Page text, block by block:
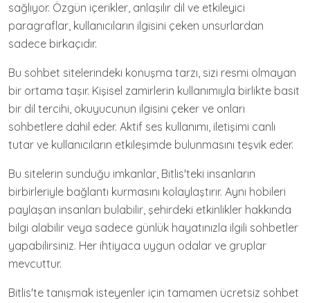
sağlıyor. Özgün içerikler, anlaşılır dil ve etkileyici
paragraflar, kullanıcıların ilgisini çeken unsurlardan
sadece birkaçıdır.
Bu sohbet sitelerindeki konuşma tarzı, sizi resmi olmayan
bir ortama taşır. Kişisel zamirlerin kullanımıyla birlikte basit
bir dil tercihi, okuyucunun ilgisini çeker ve onları
sohbetlere dahil eder. Aktif ses kullanımı, iletişimi canlı
tutar ve kullanıcıların etkileşimde bulunmasını teşvik eder.
Bu sitelerin sunduğu imkanlar, Bitlis'teki insanların
birbirleriyle bağlantı kurmasını kolaylaştırır. Aynı hobileri
paylaşan insanları bulabilir, şehirdeki etkinlikler hakkında
bilgi alabilir veya sadece günlük hayatınızla ilgili sohbetler
yapabilirsiniz. Her ihtiyaca uygun odalar ve gruplar
mevcuttur.
Bitlis'te tanışmak isteyenler için tamamen ücretsiz sohbet